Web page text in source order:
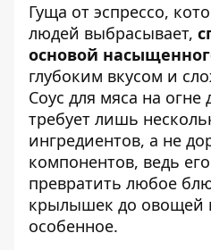
Гуща от эспрессо,
людей выбрасывает,
основой
глубоким вкусом и
Соус для мяса на огне
требует лишь
ингредиентов, а не
компонентов, ведь
превратить любое
крылышек до овощей
особенное.